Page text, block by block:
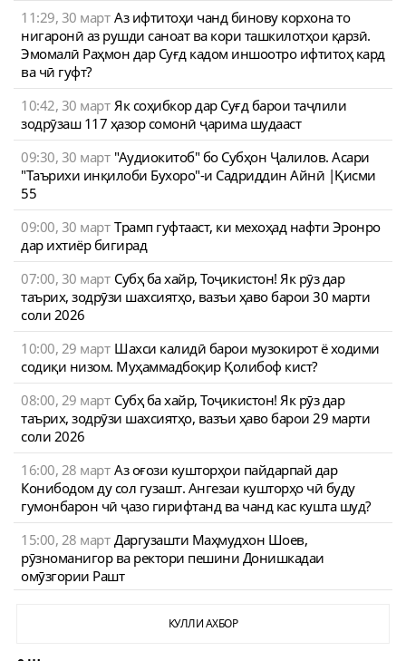
11:29, 30 март Аз ифтитоҳи чанд бинову корхона то
нигаронӣ аз рушди саноат ва кори ташкилотҳои қарзӣ.
Эмомалӣ Раҳмон дар Суғд кадом иншоотро ифтитоҳ кард
ва чӣ гуфт?
10:42, 30 март Як соҳибкор дар Суғд барои таҷлили
зодрӯзаш 117 ҳазор сомонӣ ҷарима шудааст
09:30, 30 март "Аудиокитоб" бо Субҳон Ҷалилов. Асари
"Таърихи инқилоби Бухоро"-и Садриддин Айнӣ |Қисми
55
09:00, 30 март Трамп гуфтааст, ки мехоҳад нафти Эронро
дар ихтиёр бигирад
07:00, 30 март Субҳ ба хайр, Тоҷикистон! Як рӯз дар
таърих, зодрӯзи шахсиятҳо, вазъи ҳаво барои 30 марти
соли 2026
10:00, 29 март Шахси калидӣ барои музокирот ё ходими
содиқи низом. Муҳаммадбоқир Қолибоф кист?
08:00, 29 март Субҳ ба хайр, Тоҷикистон! Як рӯз дар
таърих, зодрӯзи шахсиятҳо, вазъи ҳаво барои 29 марти
соли 2026
16:00, 28 март Аз оғози кушторҳои пайдарпай дар
Конибодом ду сол гузашт. Ангезаи кушторҳо чӣ буду
гумонбарон чӣ ҷазо гирифтанд ва чанд кас кушта шуд?
15:00, 28 март Даргузашти Маҳмудхон Шоев,
рӯзноманигор ва ректори пешини Донишкадаи
омӯзгории Рашт
КУЛЛИ АХБОР